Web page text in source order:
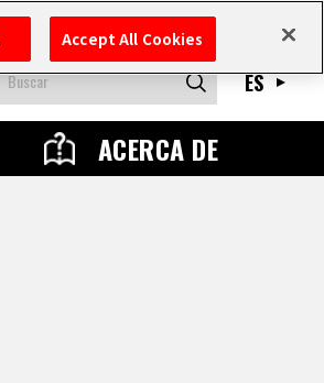
ACERCA DE
ES
Accept All Cookies